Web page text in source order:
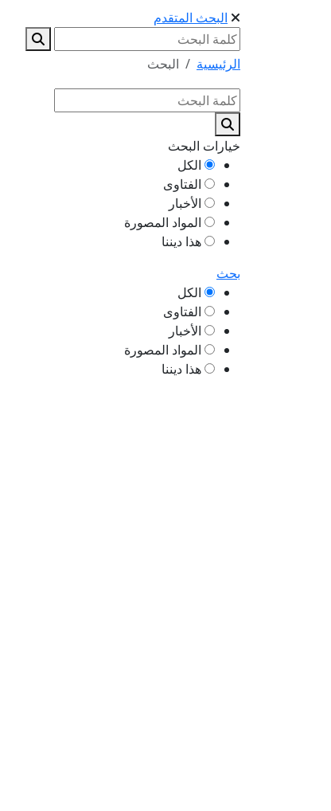
البحث المتقدم
الرئيسية البحث
خيارات البحث
الكل
الفتاوى
الأخبار
المواد المصورة
هذا ديننا
بحث
الكل
الفتاوى
الأخبار
المواد المصورة
هذا ديننا